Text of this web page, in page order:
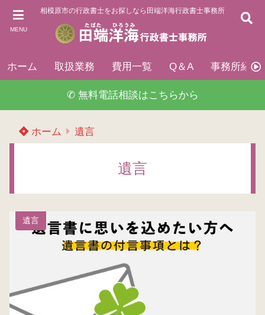
MENU
相模原市の行政書士をお探しなら田端洋海行政書士事務所
ホーム 取扱業務 費用一覧 Q＆A 事務所紹介
✆ 無料電話相談はこちらから
ホーム 遺言
遺言
遺言